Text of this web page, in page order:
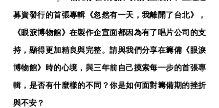
募資發行的首張專輯《忽然有一天，我離開了台北》，
《眼淚博物館》在製作企宣面都因為有了唱片公司的支
持，顯得更加精良與完整。請與我們分享在籌備《眼淚
博物館》時的心境，與三年前自己摸索每一步的首張專
輯，是否有什麼樣的不同？你是如何面對籌備期的挫折
與不安？